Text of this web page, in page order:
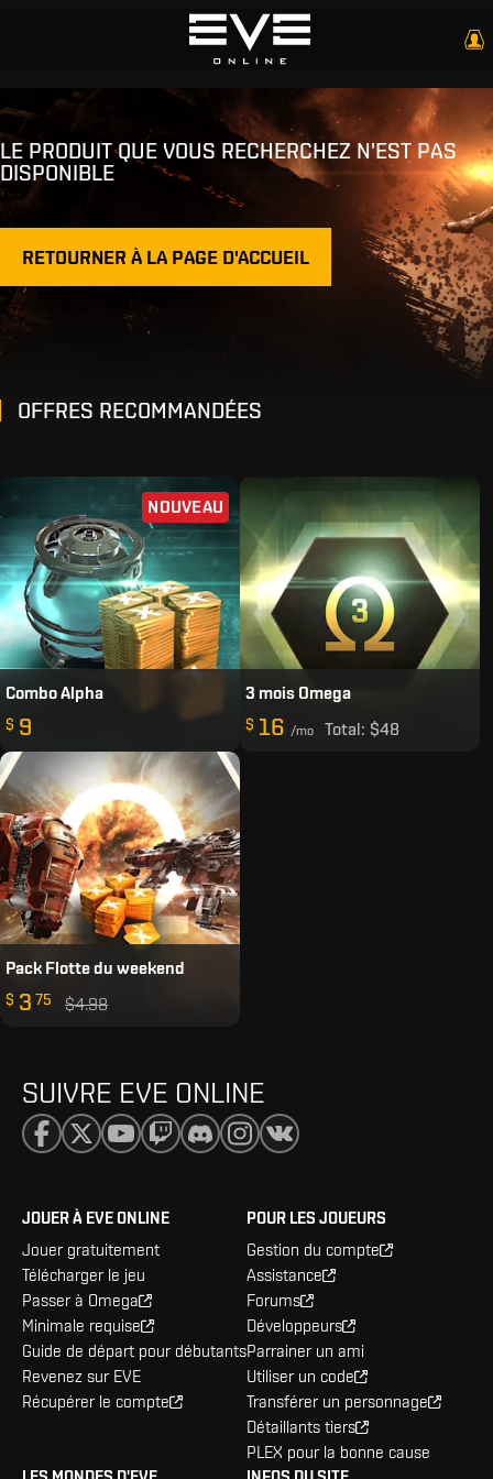
LE PRODUIT QUE VOUS RECHERCHEZ N'EST PAS
DISPONIBLE
RETOURNER À LA PAGE D'ACCUEIL
OFFRES RECOMMANDÉES
NOUVEAU
Combo Alpha
$ 9
3 mois Omega
$ 16 /mo Total: $48
Pack Flotte du weekend
$ 3 75 $4.98
SUIVRE EVE ONLINE
JOUER À EVE ONLINE
Jouer gratuitement
Télécharger le jeu
Passer à Omega
Minimale requise
Guide de départ pour débutants
Revenez sur EVE
Récupérer le compte
POUR LES JOUEURS
Gestion du compte
Assistance
Forums
Développeurs
Parrainer un ami
Utiliser un code
Transférer un personnage
Détaillants tiers
PLEX pour la bonne cause